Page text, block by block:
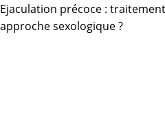
Ejaculation précoce :
approche sexologique ?